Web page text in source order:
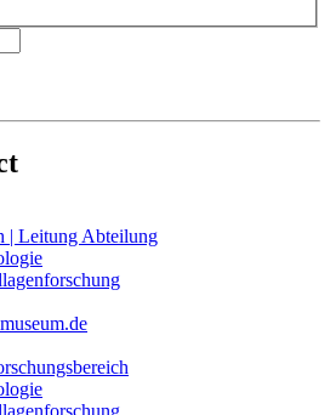
| Leitung Abteilung